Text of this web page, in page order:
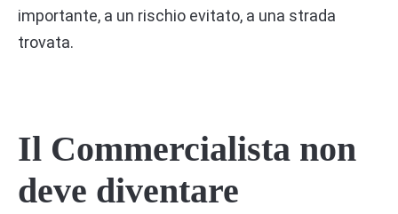
importante, a un rischio evitato, a una strada
trovata.
Il Commercialista non
deve diventare